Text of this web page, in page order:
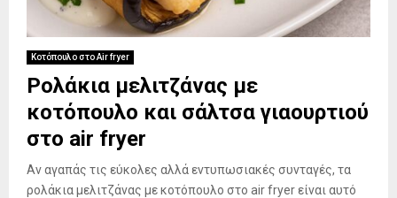
Κοτόπουλο στο Air fryer
Ρολάκια μελιτζάνας με
κοτόπουλο και σάλτσα γιαουρτιού
στο air fryer
Αν αγαπάς τις εύκολες αλλά εντυπωσιακές συνταγές, τα
ρολάκια μελιτζάνας με κοτόπουλο στο air fryer είναι αυτό